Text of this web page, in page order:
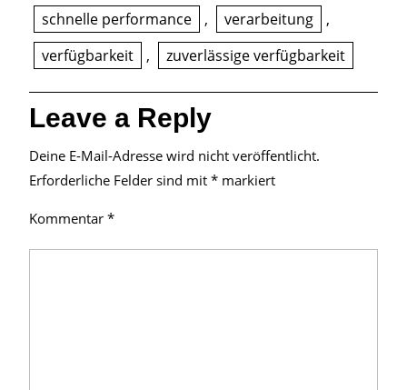
schnelle performance
, verarbeitung
,
verfügbarkeit
, zuverlässige verfügbarkeit
Leave a Reply
Deine E-Mail-Adresse wird nicht veröffentlicht.
Erforderliche Felder sind mit * markiert
Kommentar *